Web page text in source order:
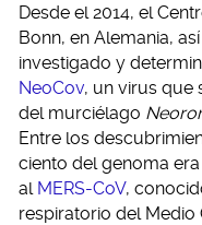
Desde el 2014, el
Bonn, en Alemania,
investigado y
NeoCov, un virus que
del murciélago
Entre los
ciento del genoma
al MERS-CoV,
respiratorio del Medio